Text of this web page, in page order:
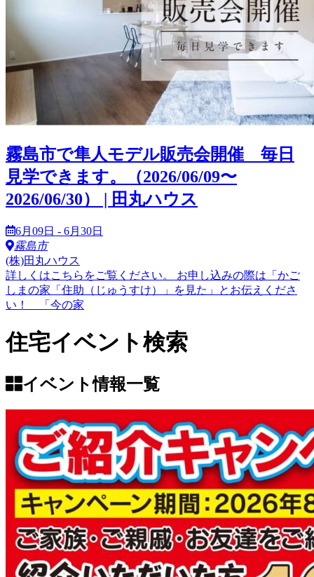
霧島市で隼人モデル販売会開催 毎日
見学できます。（2026/06/09〜
2026/06/30） | 田丸ハウス
6月09日 - 6月30日
霧島市
(株)田丸ハウス
詳しくはこちらをご覧ください。 お申し込みの際は「かご
しまの家「住助（じゅうすけ）」を見た」とお伝えくださ
い！ 「今の家
住宅イベント検索
イベント情報一覧